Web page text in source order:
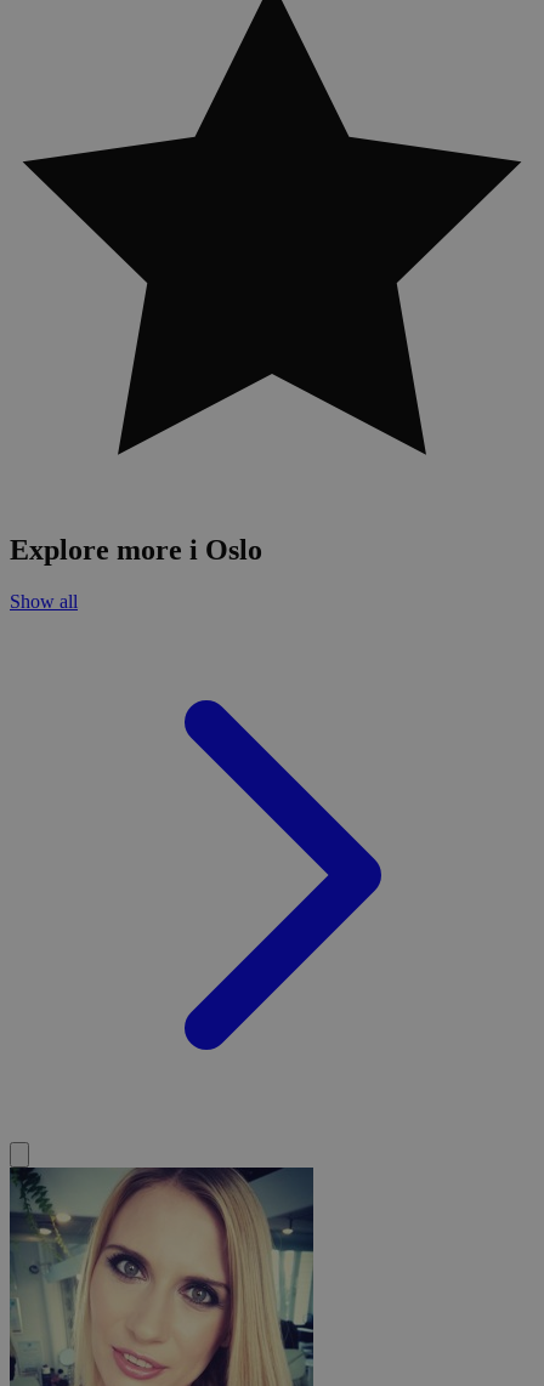
Explore more i Oslo
Show all